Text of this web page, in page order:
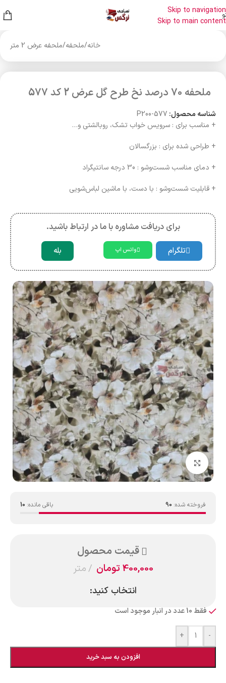
Skip to navigation
Skip to main content
خانه/ملحفه/ملحفه عرض 2 متر
ملحفه 70 درصد نخ طرح گل عرض 2 کد 577
شناسه محصول: P200-577
+ مناسب برای : سرویس خواب تشک، روبالشتی و…
+ طراحی شده برای : بزرگسالان
+ دمای مناسب شست‌وشو : 30 درجه سانتیگراد
+ قابلیت شست‌وشو : با دست، با ماشین لباس‌شویی
برای دریافت مشاوره با ما در ارتباط باشید.
تلگرام واتس اپ بله
بزرگنمایی تصویر
فروخته شده: 90 باقی مانده: 10
قیمت محصول
400,000تومان متر
انتخاب کنید:
فقط 10 عدد در انبار موجود است
-
+
افزودن به سبد خرید